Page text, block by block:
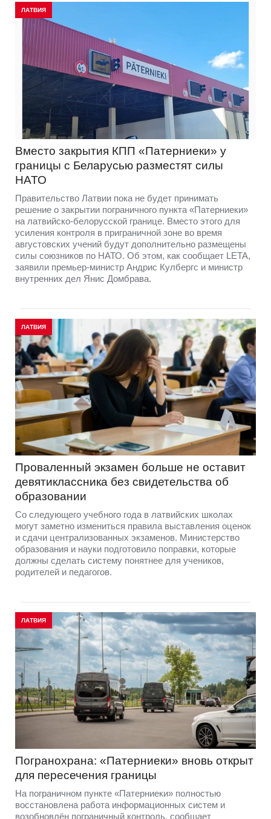
ЛАТВИЯ
Вместо закрытия КПП «Патерниеки» у
границы с Беларусью разместят силы
НАТО
Правительство Латвии пока не будет принимать
решение о закрытии пограничного пункта «Патерниеки»
на латвийско-белорусской границе. Вместо этого для
усиления контроля в приграничной зоне во время
августовских учений будут дополнительно размещены
силы союзников по НАТО. Об этом, как сообщает LETA,
заявили премьер-министр Андрис Кулбергс и министр
внутренних дел Янис Домбрава.
ЛАТВИЯ
Проваленный экзамен больше не оставит
девятиклассника без свидетельства об
образовании
Со следующего учебного года в латвийских школах
могут заметно измениться правила выставления оценок
и сдачи централизованных экзаменов. Министерство
образования и науки подготовило поправки, которые
должны сделать систему понятнее для учеников,
родителей и педагогов.
ЛАТВИЯ
Погранохрана: «Патерниеки» вновь открыт
для пересечения границы
На пограничном пункте «Патерниеки» полностью
восстановлена работа информационных систем и
возобновлён пограничный контроль, сообщает